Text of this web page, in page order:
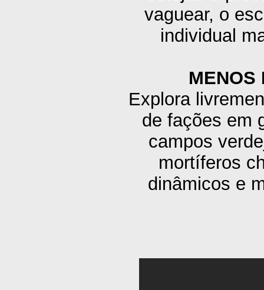
vaguear, o
individual
MENOS
Explora
de fações em
campos
mortíferos
dinâmicos e